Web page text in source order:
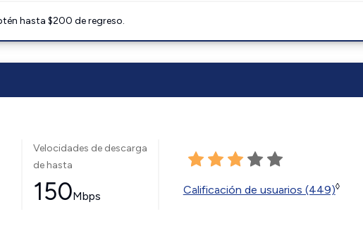
hasta $200 de regreso.
Velocidades de descarga
de hasta
150Mbps Calificación de usuarios (449)◊